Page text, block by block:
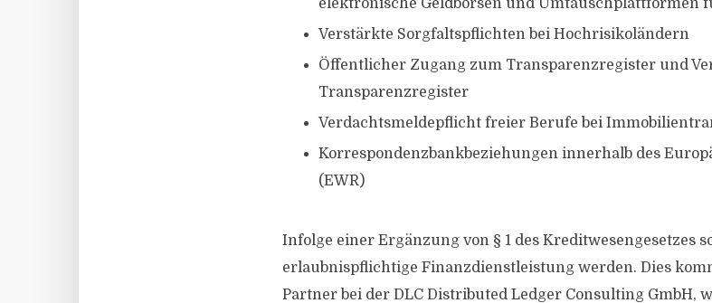
elektronische Geldbörsen und Umtauschplattformen
Verstärkte Sorgfaltspflichten bei Hochrisikoländern
Öffentlicher Zugang zum Transparenzregister und
Transparenzregister
Verdachtsmeldepflicht freier Berufe bei
Korrespondenzbankbeziehungen innerhalb des
(EWR)
Infolge einer Ergänzung von § 1 des Kreditwesengesetzes
erlaubnispflichtige Finanzdienstleistung werden. Dies
Partner bei der DLC Distributed Ledger Consulting GmbH,